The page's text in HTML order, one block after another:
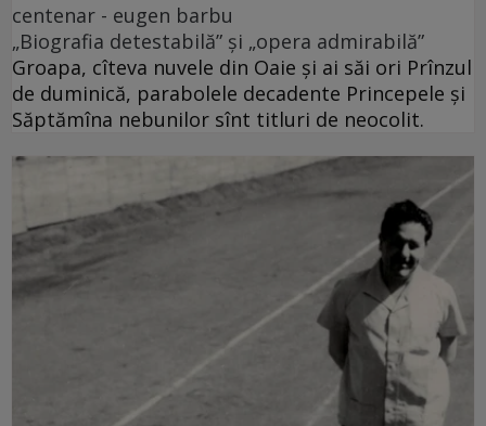
centenar - eugen barbu
„Biografia detestabilă” și „opera admirabilă”
Groapa, cîteva nuvele din Oaie și ai săi ori Prînzul
de duminică, parabolele decadente Princepele și
Săptămîna nebunilor sînt titluri de neocolit.